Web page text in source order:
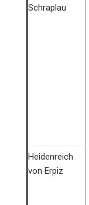
Schraplau
Heidenreich
von Erpiz